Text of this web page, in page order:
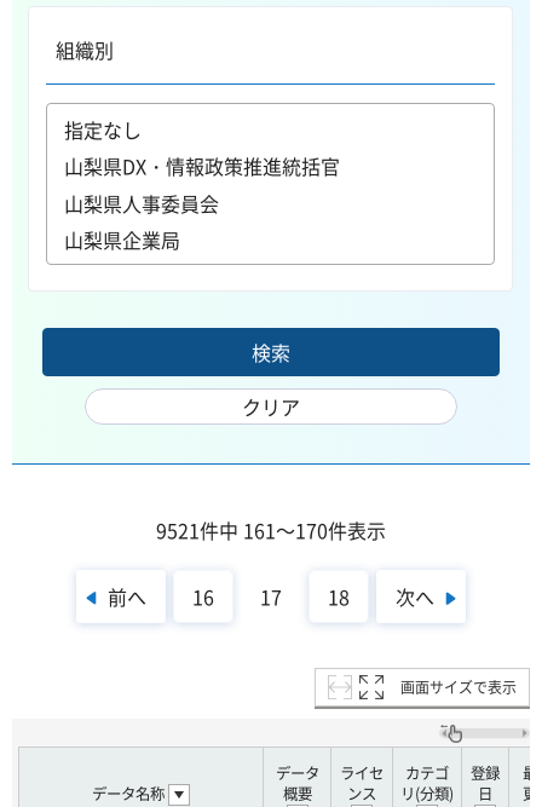
組織別
9521件中 161～170件表示
前へ 16 17 18 次へ
画面サイズで表示
データ名称
データ
概要
ライセ
ンス
カテゴ
リ(分類)
登録
日
最
更